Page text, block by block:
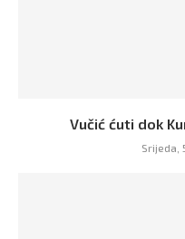
Vučić ćuti dok
Srijeda,